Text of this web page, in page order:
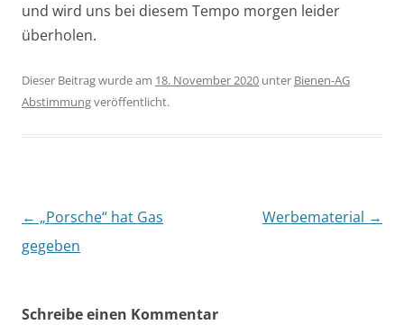
und wird uns bei diesem Tempo morgen leider
überholen.
Dieser Beitrag wurde am 18. November 2020 unter Bienen-AG
Abstimmungveröffentlicht.
Beitragsnavigation
← „Porsche“ hat Gas
gegeben
Werbematerial →
Schreibe einen Kommentar